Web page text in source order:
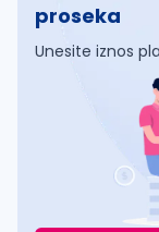
proseka
Unesite iznos